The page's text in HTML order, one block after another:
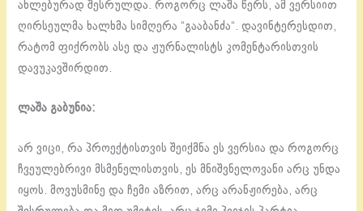
ახლებურად შესრულდა. როგორც ლაშა წერს, ამ ვერსიით
ღირსეულმა ხალხმა სიმღერა “გააბანძა“. დავინტერესდით,
რატომ ფიქრობს ასე და ჟურნალისტს კომენტარისთვის
დავუკავშირდით.
ლაშა გაბუნია:
არ ვიცი, რა პროექტისთვის შეიქმნა ეს ვერსია და როგორც
ჩვეულებრივი მსმენელისთვის, ეს მნიშვნელოვანი არც უნდა
იყოს. მოვუსმინე და ჩემი აზრით, არც არანჟირება, არც